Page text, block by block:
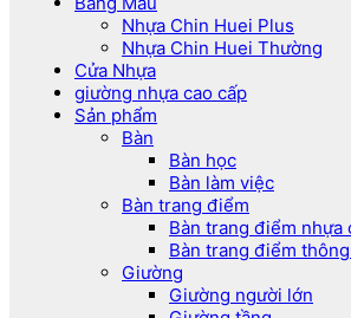
Nhựa Chin Huei Plus
Nhựa Chin Huei Thường
Cửa Nhựa
giường nhựa cao cấp
Sản phẩm
Bàn
Bàn học
Bàn làm việc
Bàn trang điểm
Bàn trang điểm nhựa
Bàn trang điểm
Giường
Giường người lớn